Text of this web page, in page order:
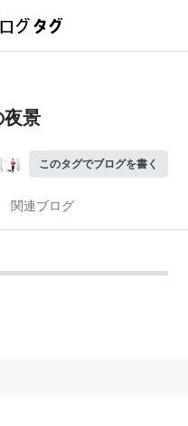
夜景
このタグでブログを書く
関連ブログ